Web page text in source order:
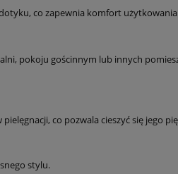
co zapewnia komfort użytkowania
pokoju gościnnym lub innych
co pozwala cieszyć się jego
stylu.